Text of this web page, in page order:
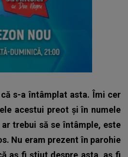
s-a întâmplat asta. Îmi cer
acestui preot și în numele
trebui să se întâmple, este
Nu eram prezent în parohie
aș fi știut despre asta, aș fi